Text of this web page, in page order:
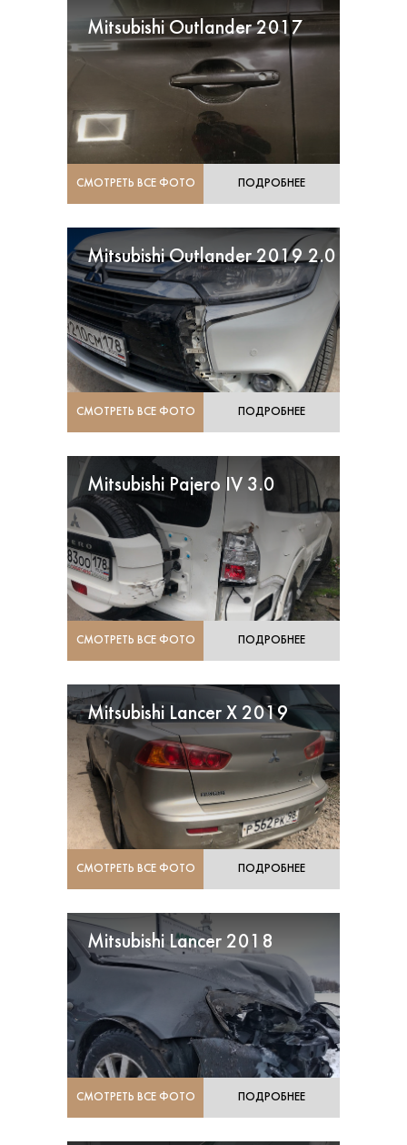
Mitsubishi Outlander 2017
СМОТРЕТЬ ВСЕ ФОТО ПОДРОБНЕЕ
Mitsubishi Outlander 2019 2.0
СМОТРЕТЬ ВСЕ ФОТО ПОДРОБНЕЕ
Mitsubishi Pajero IV 3.0
СМОТРЕТЬ ВСЕ ФОТО ПОДРОБНЕЕ
Mitsubishi Lancer X 2019
СМОТРЕТЬ ВСЕ ФОТО ПОДРОБНЕЕ
Mitsubishi Lancer 2018
СМОТРЕТЬ ВСЕ ФОТО ПОДРОБНЕЕ